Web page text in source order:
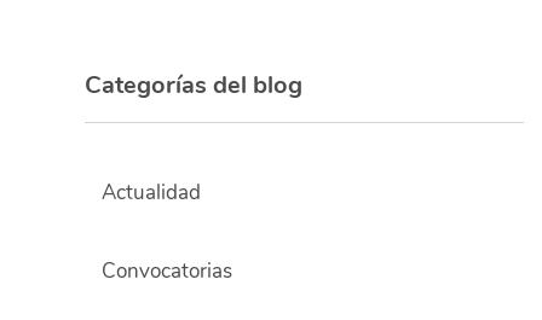
Categorías del blog
Actualidad
Convocatorias